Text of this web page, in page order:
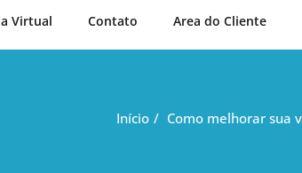
Virtual Contato Area do Cliente
Início Como melhorar sua